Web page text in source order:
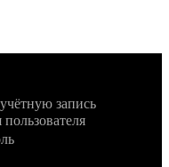
запись